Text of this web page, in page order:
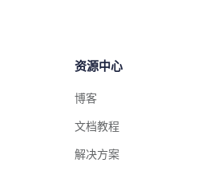
资源中心
博客
文档教程
解决方案